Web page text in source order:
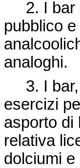
2. I bar
pubblico
analoghi.
3. I bar,
esercizi
asporto di
relativa
dolciumi e